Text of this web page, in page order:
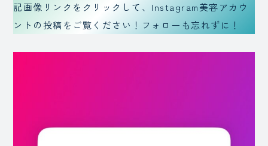
記画像リンクをクリックして、Instagram美容アカウ
ントの投稿をご覧ください！フォローも忘れずに！